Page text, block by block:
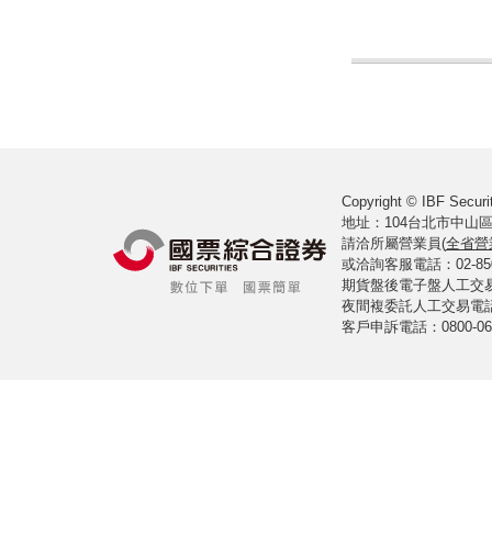
Copyright © IBF
地址：104台北市中山
請洽所屬營業員(全省營
或洽詢客服電話：02-
期貨盤後電子盤人工交
夜間複委託人工交易電
客戶申訴電話：0800-